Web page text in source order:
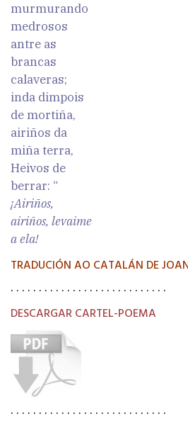
murmurando
medrosos
antre as
brancas
calaveras;
inda dimpois
de mortiña,
airiños da
miña terra,
Heivos de
berrar: “
¡Airiños,
airiños, levaime
a ela!
TRADUCIÓN AO CATALÁN DE
. . . . . . . . . . . . . . . . . . . . . . . . . . . .
DESCARGAR CARTEL-POEMA
. . . . . . . . . . . . . . . . . . . . . . . . . . . .